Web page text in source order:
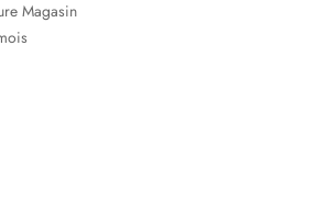
Magasin